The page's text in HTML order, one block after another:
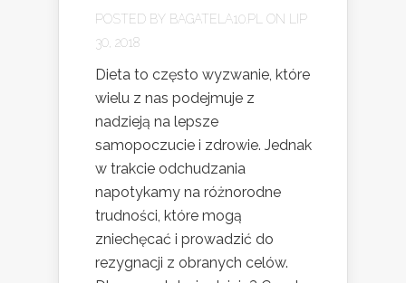
POSTED BY BAGATELA10.PL ON LIP
30, 2018
Dieta to często wyzwanie, które
wielu z nas podejmuje z
nadzieją na lepsze
samopoczucie i zdrowie. Jednak
w trakcie odchudzania
napotykamy na różnorodne
trudności, które mogą
zniechęcać i prowadzić do
rezygnacji z obranych celów.